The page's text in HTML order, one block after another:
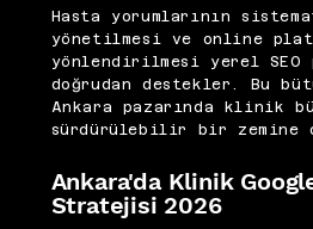
Hasta yorumlarının
yönetilmesi ve online
yönlendirilmesi yerel SEO
doğrudan destekler. Bu
Ankara pazarında klinik
sürdürülebilir bir zemine
Ankara'da Klinik
Stratejisi 2026